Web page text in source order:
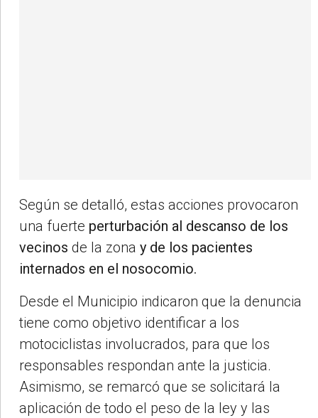
Según se detalló, estas acciones provocaron
una fuerte perturbación al descanso de los
vecinos de la zona y de los pacientes
internados en el nosocomio.
Desde el Municipio indicaron que la denuncia
tiene como objetivo identificar a los
motociclistas involucrados, para que los
responsables respondan ante la justicia.
Asimismo, se remarcó que se solicitará la
aplicación de todo el peso de la ley y las